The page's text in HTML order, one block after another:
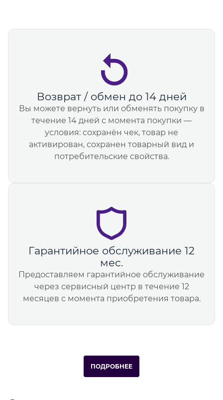
Возврат / обмен до 14 дней
Вы можете вернуть или обменять покупку в
течение 14 дней с момента покупки —
условия: сохранён чек, товар не
активирован, сохранен товарный вид и
потребительские свойства.
Гарантийное обслуживание 12
мес.
Предоставляем гарантийное обслуживание
через сервисный центр в течение 12
месяцев с момента приобретения товара.
ПОДРОБНЕЕ